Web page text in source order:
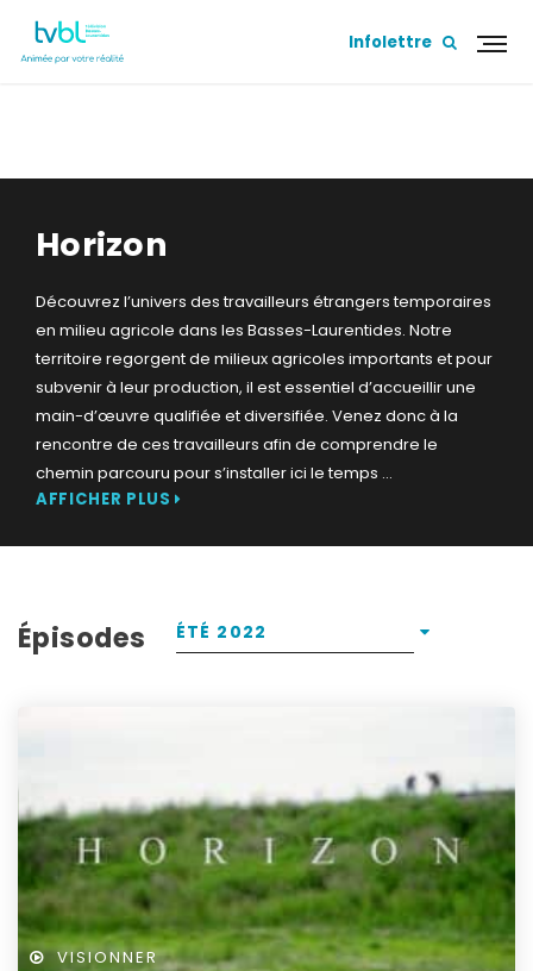
Infolettre
Horizon
Découvrez l’univers des travailleurs étrangers temporaires
en milieu agricole dans les Basses-Laurentides. Notre
territoire regorgent de milieux agricoles importants et pour
subvenir à leur production, il est essentiel d’accueillir une
main-d’œuvre qualifiée et diversifiée. Venez donc à la
rencontre de ces travailleurs afin de comprendre le
chemin parcouru pour s’installer ici le temps ...
AFFICHER PLUS
Épisodes ÉTÉ 2022
VISIONNER